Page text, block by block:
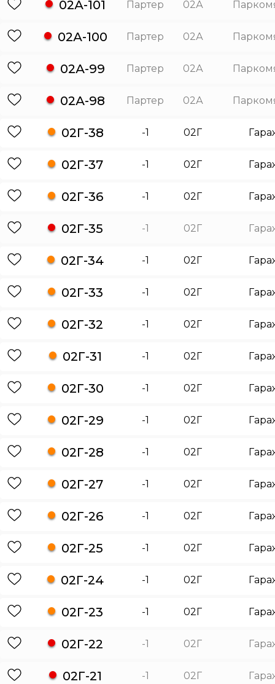
02А-101 Партер 02А
02А-100 Партер 02А
02А-99 Партер 02А
02А-98 Партер 02А
02Г-38 -1 02Г
02Г-37 -1 02Г
02Г-36 -1 02Г
02Г-35 -1 02Г
02Г-34 -1 02Г
02Г-33 -1 02Г
02Г-32 -1 02Г
02Г-31 -1 02Г
02Г-30 -1 02Г
02Г-29 -1 02Г
02Г-28 -1 02Г
02Г-27 -1 02Г
02Г-26 -1 02Г
02Г-25 -1 02Г
02Г-24 -1 02Г
02Г-23 -1 02Г
02Г-22 -1 02Г
02Г-21 -1 02Г